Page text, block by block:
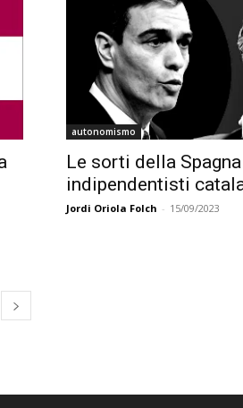
autonomismo
Le sorti della
indipendentisti
Jordi Oriola Folch - 15/09/2023